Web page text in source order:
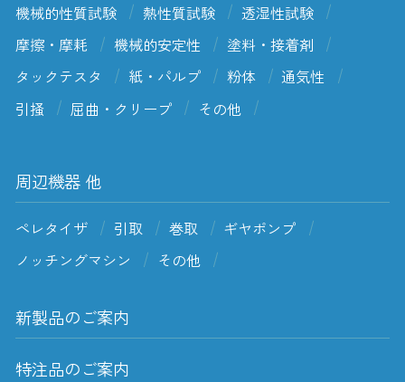
機械的性質試験 熱性質試験
透湿性試験
摩擦・摩耗
機械的安定性
塗料・接着剤
タックテスタ
紙・パルプ 粉体
通気性
引掻
屈曲・クリープ その他
周辺機器 他
ペレタイザ 引取 巻取
ギヤポンプ
ノッチングマシン
その他
新製品のご案内
特注品のご案内